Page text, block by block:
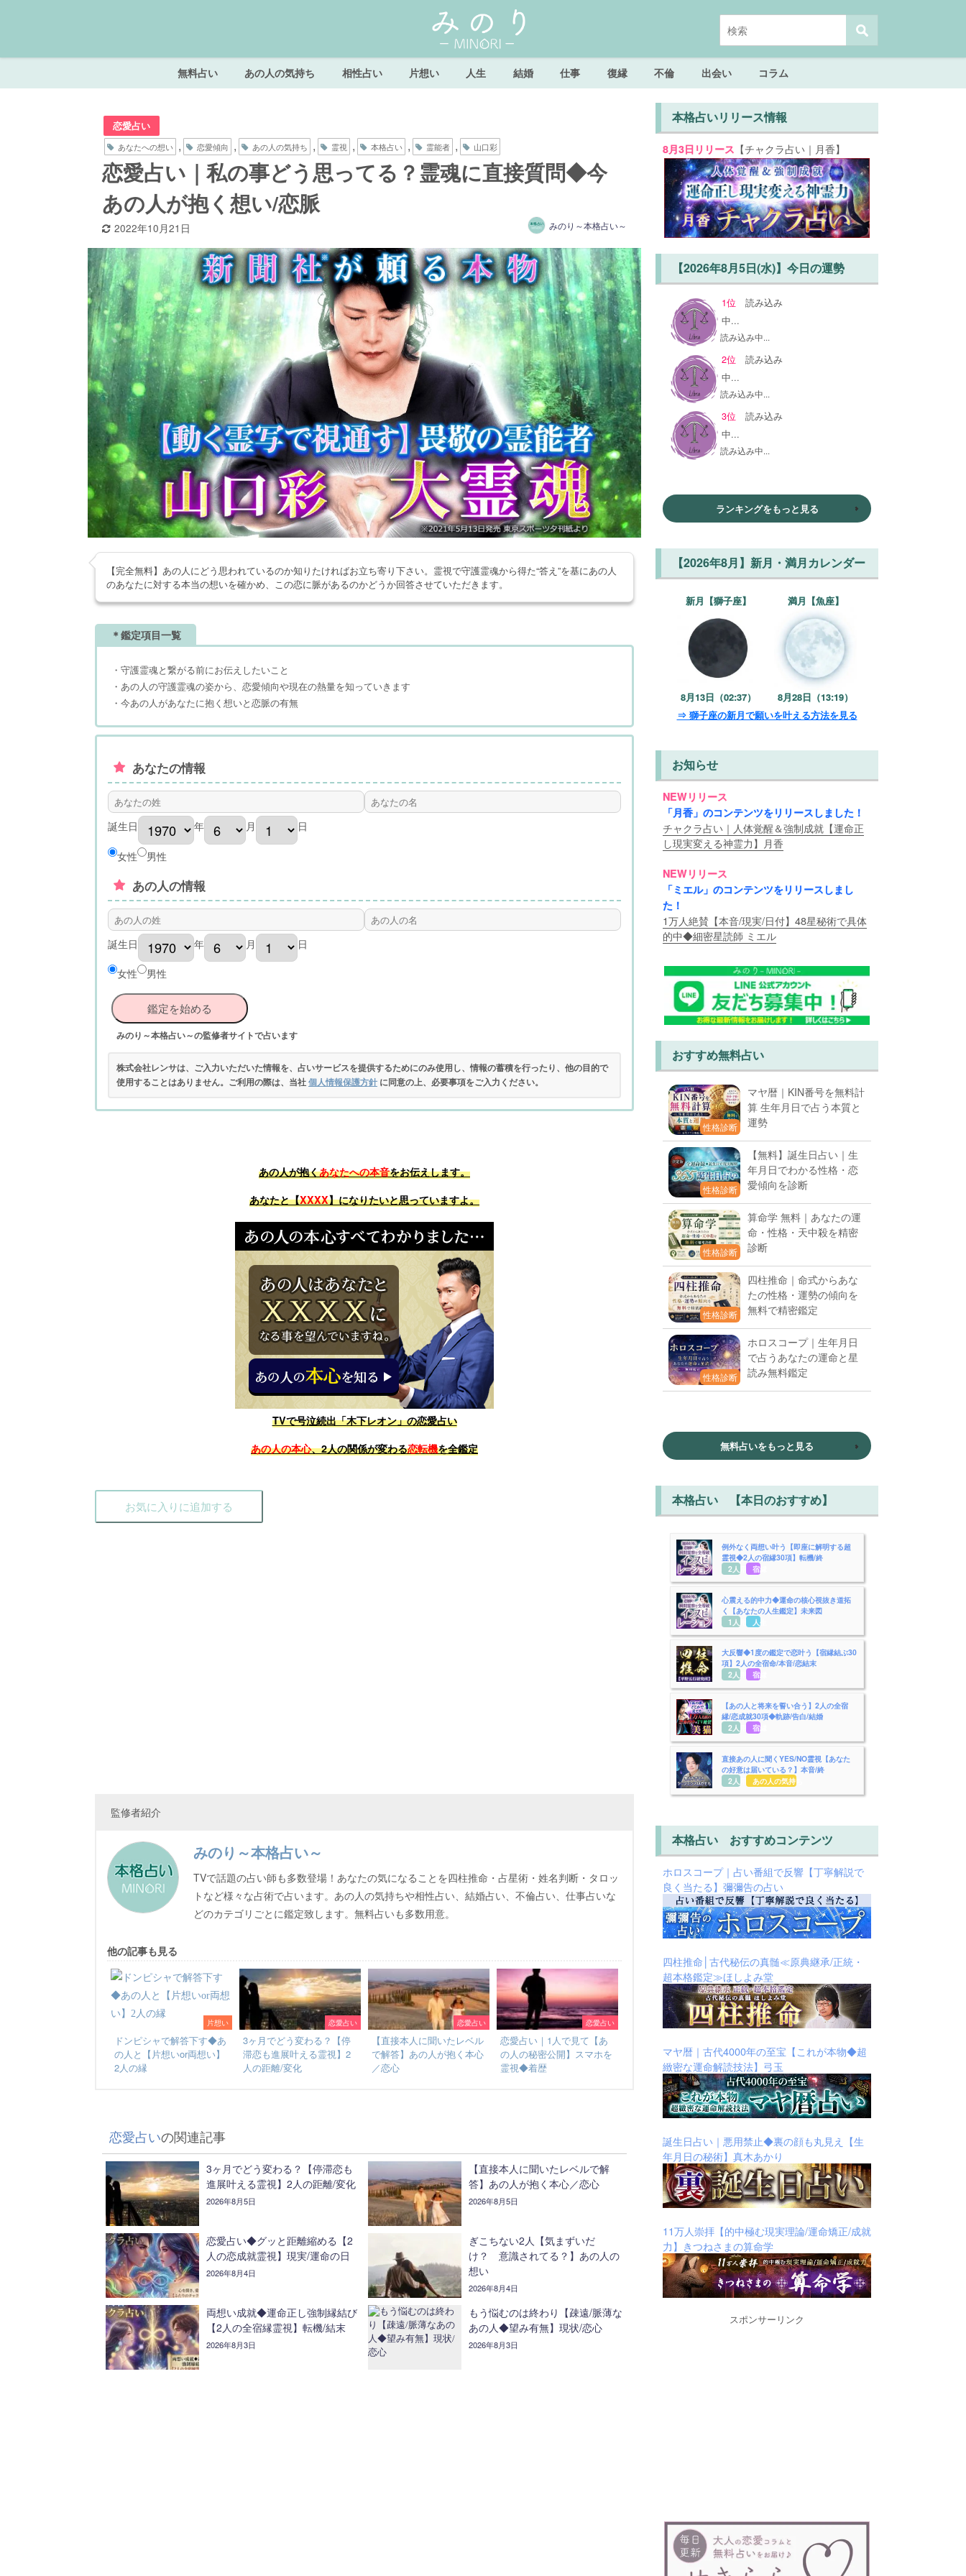
無料占い あの人の気持ち 相性占い 片想い 人生 結婚 仕事 復縁 不倫 出会い コラム
恋愛占い
あなたへの想い , 恋愛傾向 , あの人の気持ち , 霊視 , 本格占い , 霊能者 , 山口彩
恋愛占い｜私の事どう思ってる？霊魂に直接質問◆今
あの人が抱く想い/恋脈
2022年10月21日 みのり～本格占い～
【完全無料】あの人にどう思われているのか知りたければお立ち寄り下さい。霊視で守護霊魂から得た“答え”を基にあの人
のあなたに対する本当の想いを確かめ、この恋に脈があるのかどうか回答させていただきます。
＊鑑定項目一覧
・守護霊魂と繋がる前にお伝えしたいこと
・あの人の守護霊魂の姿から、恋愛傾向や現在の熱量を知っていきます
・今あの人があなたに抱く想いと恋脈の有無
あなたの情報
誕生日 年 月 日
女性 男性
あの人の情報
誕生日 年 月 日
女性 男性
鑑定を始める
みのり～本格占い～の監修者サイトで占います
株式会社レンサは、ご入力いただいた情報を、占いサービスを提供するためにのみ使用し、情報の蓄積を行ったり、他の目的で
使用することはありません。ご利用の際は、当社個人情報保護方針 に同意の上、必要事項をご入力ください。
あの人が抱くあなたへの本音をお伝えします。
あなたと【XXXX】になりたいと思っていますよ。
TVで号泣続出「木下レオン」の恋愛占い
あの人の本心、2人の関係が変わる恋転機を全鑑定
お気に入りに追加する
監修者紹介
みのり～本格占い～
TVで話題の占い師も多数登場！あなたの気になることを四柱推命・占星術・姓名判断・タロッ
トなど様々な占術で占います。あの人の気持ちや相性占い、結婚占い、不倫占い、仕事占いな
どのカテゴリごとに鑑定致します。無料占いも多数用意。
他の記事も見る
片想い
ドンピシャで解答下す◆あ
の人と【片想いor両想い】
2人の縁
恋愛占い
3ヶ月でどう変わる？【停
滞恋も進展叶える霊視】2
人の距離/変化
恋愛占い
【直接本人に聞いたレベル
で解答】あの人が抱く本心
／恋心
恋愛占い
恋愛占い｜1人で見て【あ
の人の秘密公開】スマホを
霊視◆着歴
恋愛占いの関連記事
3ヶ月でどう変わる？【停滞恋も
進展叶える霊視】2人の距離/変化
2026年8月5日
【直接本人に聞いたレベルで解
答】あの人が抱く本心／恋心
2026年8月5日
恋愛占い◆グッと距離縮める【2
人の恋成就霊視】現実/運命の日
2026年8月4日
ぎこちない2人【気まずいだ
け？ 意識されてる？】あの人の
想い
2026年8月4日
両想い成就◆運命正し強制縁結び
【2人の全宿縁霊視】転機/結末
2026年8月3日
もう悩むのは終わり【疎遠/脈薄な
あの人◆望み有無】現状/恋心
2026年8月3日
本格占いリリース情報
8月3日リリース 【チャクラ占い｜月香】
【2026年8月5日(水)】今日の運勢
1位読み込み
中...
読み込み中...
2位読み込み
中...
読み込み中...
3位読み込み
中...
読み込み中...
ランキングをもっと見る
【2026年8月】新月・満月カレンダー
新月【獅子座】
8月13日（02:37）
満月【魚座】
8月28日（13:19）
⇒ 獅子座の新月で願いを叶える方法を見る
お知らせ
NEWリリース
「月香」のコンテンツをリリースしました！
チャクラ占い｜人体覚醒＆強制成就【運命正
し現実変える神霊力】月香
NEWリリース
「ミエル」のコンテンツをリリースしまし
た！
1万人絶賛【本音/現実/日付】48星秘術で具体
的中◆細密星読師 ミエル
おすすめ無料占い
性格診断
マヤ暦｜KIN番号を無料計
算 生年月日で占う本質と
運勢
性格診断
【無料】誕生日占い｜生
年月日でわかる性格・恋
愛傾向を診断
性格診断
算命学 無料｜あなたの運
命・性格・天中殺を精密
診断
性格診断
四柱推命｜命式からあな
たの性格・運勢の傾向を
無料で精密鑑定
性格診断
ホロスコープ｜生年月日
で占うあなたの運命と星
読み無料鑑定
無料占いをもっと見る
本格占い 【本日のおすすめ】
例外なく両想い叶う【即座に解明する超
霊視◆2人の宿縁30項】転機/終
2人用 宿縁
心震える的中力◆運命の核心視抜き道拓
く【あなたの人生鑑定】未来図
1人用
人生
大反響◆1度の鑑定で恋叶う【宿縁結ぶ30
項】2人の全宿命/本音/恋結末
2人用
宿縁
【あの人と将来を誓い合う】2人の全宿
縁/恋成就30項◆軌跡/告白/結婚
2人用
宿縁
直接あの人に聞くYES/NO霊視【あなた
の好意は届いている？】本音/終
2人用
あの人の気持ち
本格占い おすすめコンテンツ
ホロスコープ｜占い番組で反響【丁寧解説で
良く当たる】彌彌告の占い
四柱推命│古代秘伝の真髄≪原典継承/正統・
超本格鑑定≫ほしよみ堂
マヤ暦｜古代4000年の至宝【これが本物◆超
緻密な運命解読技法】弓玉
誕生日占い｜悪用禁止◆裏の顔も丸見え【生
年月日の秘術】真木あかり
11万人崇拝【的中極む現実理論/運命矯正/成就
力】きつねさまの算命学
スポンサーリンク